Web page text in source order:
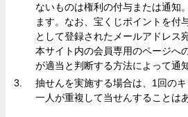
ないものは権利の付与または通知
ます。なお、宝くじポイントを付
として登録されたメールアドレス
本サイト内の会員専用のページへ
が適当と判断する方法によって通
抽せんを実施する場合は、1回の
一人が重複して当せんすることは